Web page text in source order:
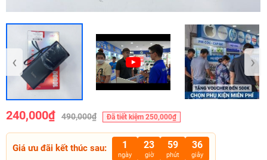
‹ ›
240,000₫ 490,000₫ Đã tiết kiệm 250,000₫
Giá ưu đãi kết thúc sau: 1
ngày
23
giờ
59
phút
35
giây